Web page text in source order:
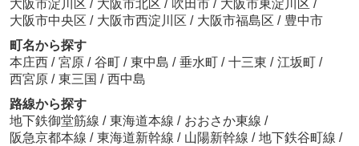
大阪市淀川区 / 大阪市北区 / 吹田市 / 大阪市東淀川区 /
大阪市中央区 / 大阪市西淀川区 / 大阪市福島区 / 豊中市
町名から探す
本庄西 / 宮原 / 谷町 / 東中島 / 垂水町 / 十三東 / 江坂町 /
西宮原 / 東三国 / 西中島
路線から探す
地下鉄御堂筋線 / 東海道本線 / おおさか東線 /
阪急京都本線 / 東海道新幹線 / 山陽新幹線 / 地下鉄谷町線 /